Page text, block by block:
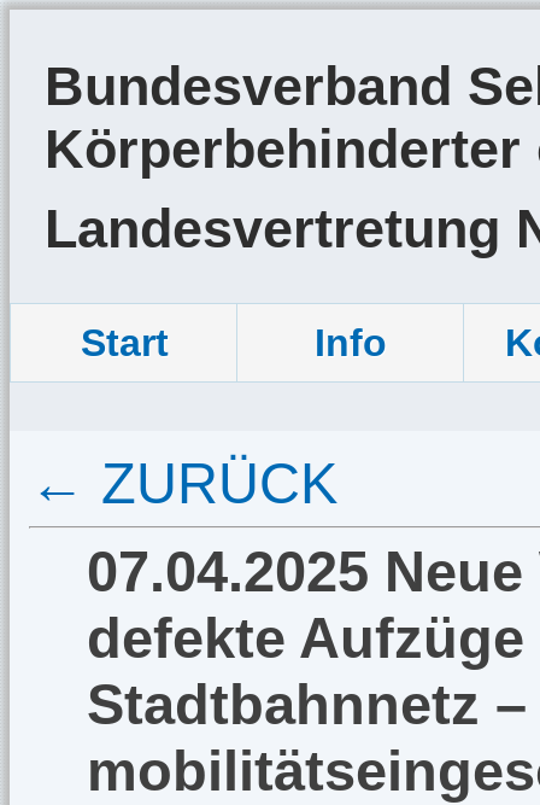
Bundesverband
Körperbehinderter
Landesvertretung
Start Info
← ZURÜCK
07.04.2025
defekte
Stadtbahnnetz